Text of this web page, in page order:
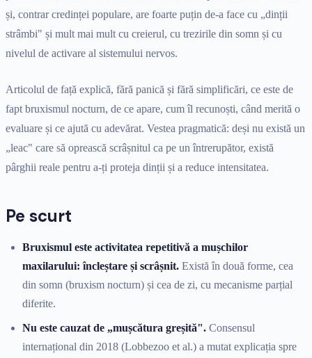
și, contrar credinței populare, are foarte puțin de-a face cu „dinții
strâmbi" și mult mai mult cu creierul, cu trezirile din somn și cu
nivelul de activare al sistemului nervos.
Articolul de față explică, fără panică și fără simplificări, ce este de
fapt bruxismul nocturn, de ce apare, cum îl recunoști, când merită o
evaluare și ce ajută cu adevărat. Vestea pragmatică: deși nu există un
„leac" care să oprească scrâșnitul ca pe un întrerupător, există
pârghii reale pentru a-ți proteja dinții și a reduce intensitatea.
Pe scurt
Bruxismul este activitatea repetitivă a mușchilor
maxilarului: încleștare și scrâșnit. Există în două forme, cea
din somn (bruxism nocturn) și cea de zi, cu mecanisme parțial
diferite.
Nu este cauzat de „mușcătura greșită". Consensul
internațional din 2018 (Lobbezoo et al.) a mutat explicația spre